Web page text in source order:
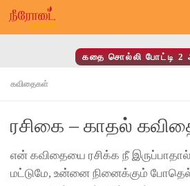
Skip to content
கதை சொல்லி போட்டி 2
கவிதைகள்
ரசிகை – காதல்
என் கவிதையை ரசிக்க நீ இருப்பாதால்
மட்டுமே, உன்னை நினைக்கும்